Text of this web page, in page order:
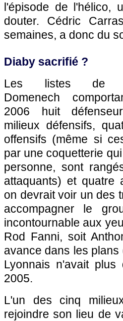
l'épisode de l'hélico,
douter. Cédric
semaines, a donc du
Diaby sacrifié ?
Les listes de
Domenech
2006 huit
milieux défensifs,
offensifs (même si
par une coquetterie
personne, sont
attaquants) et quatre
on devrait voir un des
accompagner le
incontournable aux
Rod Fanni, soit
avance dans les
Lyonnais n'avait
2005.
L'un des cinq
rejoindre son lieu de